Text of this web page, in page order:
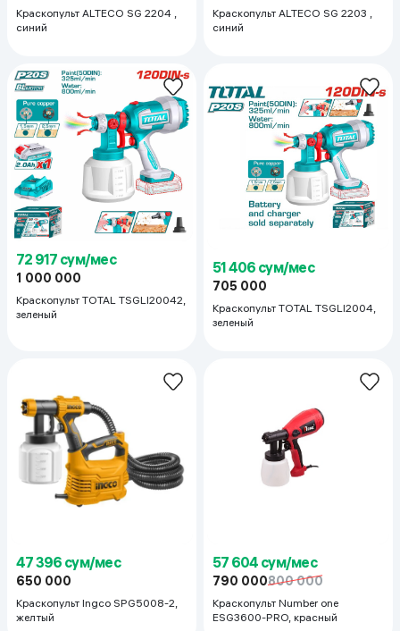
Краскопульт ALTECO SG 2204 ,
синий
Краскопульт ALTECO SG 2203 ,
синий
72 917 сум/мес
1 000 000
Краскопульт TOTAL TSGLI20042,
зеленый
51 406 сум/мес
705 000
Краскопульт TOTAL TSGLI2004,
зеленый
47 396 сум/мес
650 000
Краскопульт Ingco SPG5008-2,
желтый
57 604 сум/мес
790 000800 000
Краскопульт Number one
ESG3600-PRO, красный